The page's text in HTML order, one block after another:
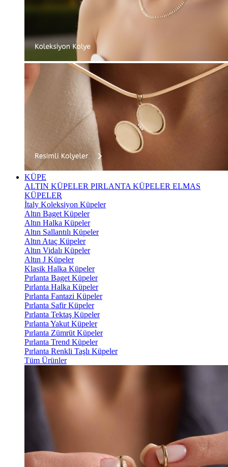
KÜPE
ALTIN KÜPELER PIRLANTA KÜPELER ELMAS
KÜPELER
İtaly Koleksiyon Küpeler
Altın Baget Küpeler
Altın Halka Küpeler
Altın Sallantılı Küpeler
Altın Ataç Küpeler
Altın Vidalı Küpeler
Altın J Küpeler
Klasik Halka Küpeler
Pırlanta Baget Küpeler
Pırlanta Halka Küpeler
Pırlanta Fantazi Küpeler
Pırlanta Safir Küpeler
Pırlanta Tektaş Küpeler
Pırlanta Yakut Küpeler
Pırlanta Zümrüt Küpeler
Pırlanta Trend Küpeler
Pırlanta Renkli Taşlı Küpeler
Tüm Ürünler